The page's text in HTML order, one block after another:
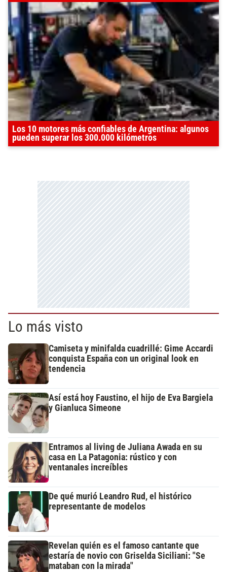
Los 10 motores más confiables de Argentina: algunos
pueden superar los 300.000 kilómetros
Lo más visto
Camiseta y minifalda cuadrillé: Gime Accardi
conquista España con un original look en
tendencia
Así está hoy Faustino, el hijo de Eva Bargiela
y Gianluca Simeone
Entramos al living de Juliana Awada en su
casa en La Patagonia: rústico y con
ventanales increíbles
De qué murió Leandro Rud, el histórico
representante de modelos
Revelan quién es el famoso cantante que
estaría de novio con Griselda Siciliani: "Se
mataban con la mirada"